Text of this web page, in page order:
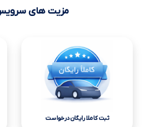
مزیت های سرویس
ثبت کاملا رایگان درخواست